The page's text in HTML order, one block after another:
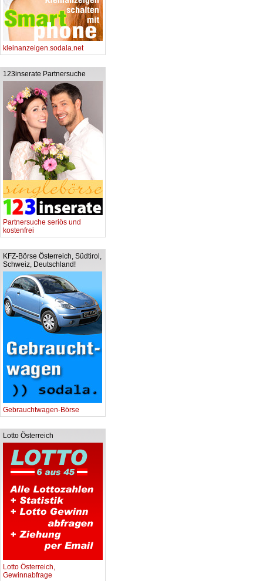
kleinanzeigen.sodala.net
123inserate Partnersuche
Partnersuche seriös und
kostenfrei
KFZ-Börse Österreich, Südtirol,
Schweiz, Deutschland!
Gebrauchtwagen-Börse
Lotto Österreich
Lotto Österreich,
Gewinnabfrage